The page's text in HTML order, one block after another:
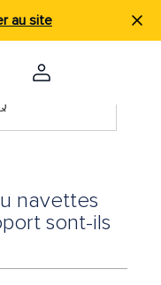
au site
navettes
sont-ils